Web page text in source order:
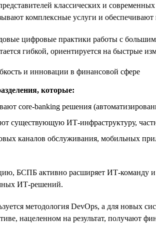
классических и
комплексные услуги и
цифровые практики работы с
гибкой, ориентируется на быстрые
которые:
core-banking решения
существующую ИТ-инфраструктуру,
каналов обслуживания, мобильных
БСПБ активно расширяет ИТ-команду
ИТ-решений.
методология DevOps, а для новых
нацеленном на результат, получают